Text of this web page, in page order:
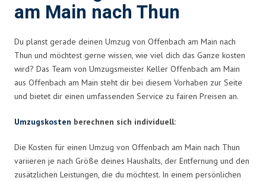
am Main nach Thun
Du planst gerade deinen Umzug von Offenbach am Main nach
Thun und möchtest gerne wissen, wie viel dich das Ganze kosten
wird? Das Team von Umzugsmeister Keller Offenbach am Main
aus Offenbach am Main steht dir bei diesem Vorhaben zur Seite
und bietet dir einen umfassenden Service zu fairen Preisen an.
Umzugskosten berechnen sich individuell:
Die Kosten für einen Umzug von Offenbach am Main nach Thun
variieren je nach Größe deines Haushalts, der Entfernung und den
zusätzlichen Leistungen, die du möchtest. In einem persönlichen